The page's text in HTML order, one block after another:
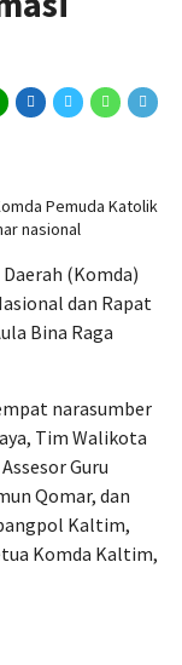
Pemuda Katolik
nasional
(Komda)
dan Rapat
Bina Raga
narasumber
Tim Walikota
Guru
Qomar, dan
Kaltim,
Komda Kaltim,